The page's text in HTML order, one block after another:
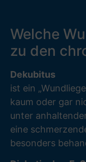
Welche
zu den
Dekubitus
ist ein
kaum oder gar
unter
eine
besonders